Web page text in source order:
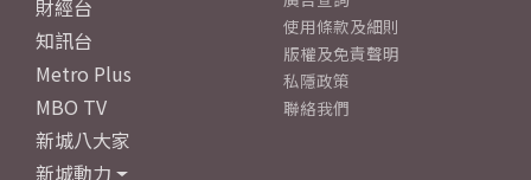
財經台
知訊台
Metro Plus
MBO TV
新城八大家
新城動力
使用條款及細則
版權及免責聲明
私隱政策
聯絡我們